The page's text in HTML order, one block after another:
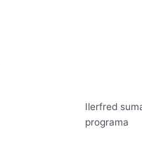
Ilerfred
programa